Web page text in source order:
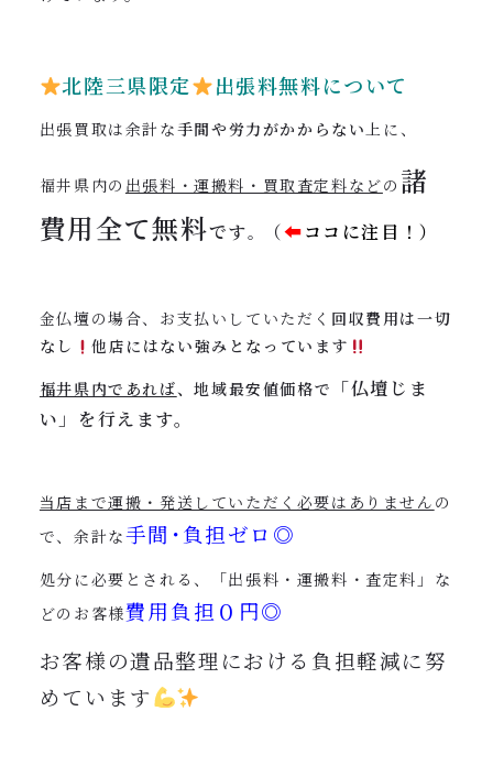
北陸三県限定 出張料無料について
出張買取は余計な手間や労力がかからない上に、
福井県内の 出張料・運搬料・買取査定料などの 諸
費用全て無料です。 （⬅︎ココに注目！）
金仏壇の場合、お支払いしていただく 回収費用は一切
なし
他店にはない強みとなっています
福井県内であれば、地域最安値価格で 「仏壇じま
い」を行えます。
当店まで運搬・発送していただく必要はありません の
で、余計な手間･負担ゼロ◎
処分に必要とされる、「出張料・運搬料・査定料」な
どのお客様費用負担０円◎
お客様の遺品整理における負担軽減に努
めています